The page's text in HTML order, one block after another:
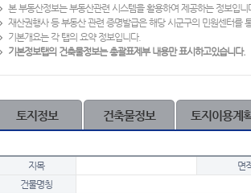
본 부동산정보는 부동산관련 시스템을 활용하여 제공하는 정보입니
재산권행사 등 부동산 관련 증명발급은 해당 시군구의 민원센터를
기본개요는 각 탭의 요약 정보입니다.
기본정보탭의 건축물정보는 총괄표제부 내용만 표시하고있습니다.
토지정보 건축물정보 토지이용계
지목 면
건물명칭